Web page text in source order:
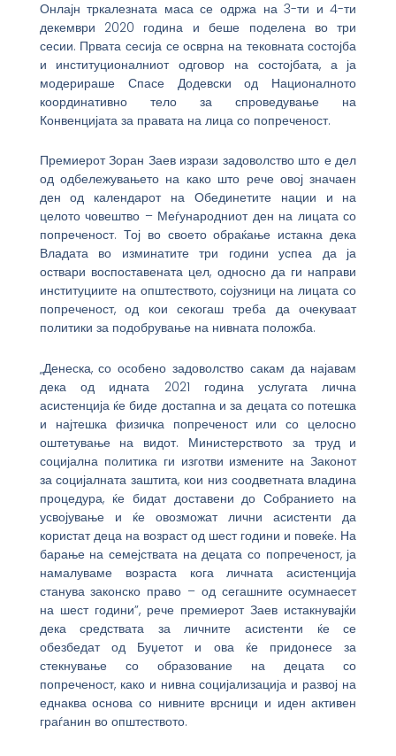
Онлајн тркалезната маса се одржа на 3-ти и 4-ти
декември 2020 година и беше поделена во три
сесии. Првата сесија се осврна на тековната состојба
и институционалниот одговор на состојбата, а ја
модерираше Спасе Додевски од Националното
координативно тело за спроведување на
Конвенцијата за правата на лица со попреченост.
Премиерот Зоран Заев изрази задоволство што е дел
од одбележувањето на како што рече овој значаен
ден од календарот на Обединетите нации и на
целото човештво – Меѓународниот ден на лицата со
попреченост. Тој во своето обраќање истакна дека
Владата во изминатите три години успеа да ја
оствари воспоставената цел, односно да ги направи
институциите на општеството, сојузници на лицата со
попреченост, од кои секогаш треба да очекуваат
политики за подобрување на нивната положба.
„Денеска, со особено задоволство сакам да најавам
дека од идната 2021 година услугата лична
асистенција ќе биде достапна и за децата со потешка
и најтешка физичка попреченост или со целосно
оштетување на видот. Министерството за труд и
социјална политика ги изготви измените на Законот
за социјалната заштита, кои низ соодветната владина
процедура, ќе бидат доставени до Собранието на
усвојување и ќе овозможат лични асистенти да
користат деца на возраст од шест години и повеќе. На
барање на семејствата на децата со попреченост, ја
намалуваме возраста кога личната асистенција
станува законско право – од сегашните осумнаесет
на шест години”, рече премиерот Заев истакнувајќи
дека средствата за личните асистенти ќе се
обезбедат од Буџетот и ова ќе придонесе за
стекнување со образование на децата со
попреченост, како и нивна социјализација и развој на
еднаква основа со нивните врсници и иден активен
граѓанин во општеството.